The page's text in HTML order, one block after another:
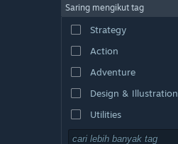
Saring mengikut tag
Strategy
Action
Adventure
Design & Illustration
Utilities
Free to Play